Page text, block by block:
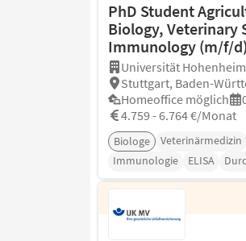
PhD Student
Biology, Veterinary
Immunology (m/f/d)
Universität Hohenheim
Stuttgart, Baden-
Homeoffice möglich
4.759 - 6.764 €/Monat
Biologe Veterinärmedizin
Immunologie
ELISA